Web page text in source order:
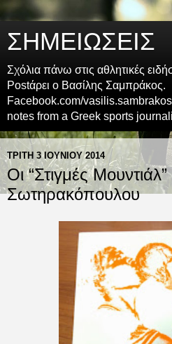
ΣΗΜΕΙΩΣΕΙΣ
Σχόλια πάνω στις αθλητικές
Postάρει ο Βασίλης Σαμπράκος.
Facebook.com/
notes from a Greek sports
ΤΡΊΤΗ 3 ΙΟΥΝΊΟΥ 2014
Οι “Στιγμές
Σωτηρακόπουλου